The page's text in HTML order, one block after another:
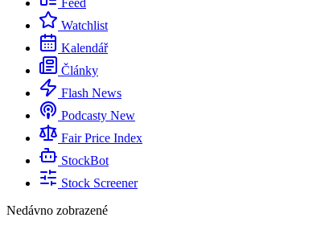
Feed
Watchlist
Kalendář
Články
Flash News
Podcasty New
Fair Price Index
StockBot
Stock Screener
Nedávno zobrazené